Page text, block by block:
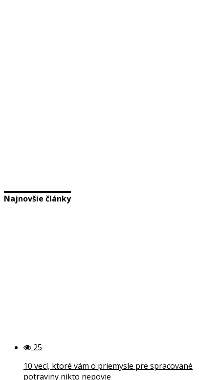
Najnovšie články
25
10 vecí, ktoré vám o priemysle pre spracované
potraviny nikto nepovie